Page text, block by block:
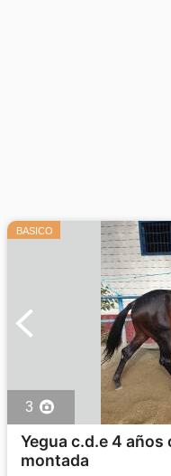
BASICO
3
Yegua c.d.e 4
montada